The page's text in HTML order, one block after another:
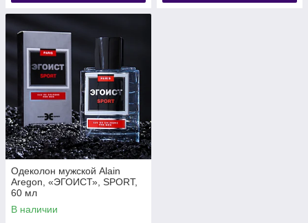
Одеколон мужской Alain
Aregon, «ЭГОИСТ», SPORT,
60 мл
В наличии